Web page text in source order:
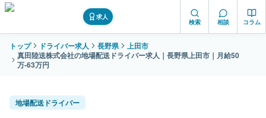
求人
検索 相談 コラム
トップ ドライバー求人 長野県
上田市
真田陸送株式会社の地場配送ドライバー求人｜長野県上田市｜月給50
万-63万円
地場配送ドライバー